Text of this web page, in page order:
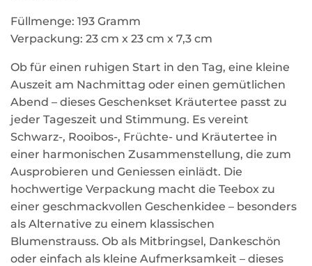
Füllmenge: 193 Gramm
Verpackung: 23 cm x 23 cm x 7,3 cm
Ob für einen ruhigen Start in den Tag, eine kleine
Auszeit am Nachmittag oder einen gemütlichen
Abend – dieses Geschenkset Kräutertee passt zu
jeder Tageszeit und Stimmung. Es vereint
Schwarz-, Rooibos-, Früchte- und Kräutertee in
einer harmonischen Zusammenstellung, die zum
Ausprobieren und Geniessen einlädt. Die
hochwertige Verpackung macht die Teebox zu
einer geschmackvollen Geschenkidee – besonders
als Alternative zu einem klassischen
Blumenstrauss. Ob als Mitbringsel, Dankeschön
oder einfach als kleine Aufmerksamkeit – dieses